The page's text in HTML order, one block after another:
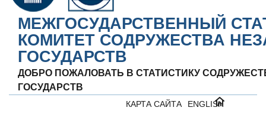
МЕЖГОСУДАРСТВЕННЫЙ
КОМИТЕТ СОДРУЖЕСТВА
ГОСУДАРСТВ
ДОБРО ПОЖАЛОВАТЬ В СТАТИСТИКУ
ГОСУДАРСТВ
ENGLISH
КАРТА САЙТА